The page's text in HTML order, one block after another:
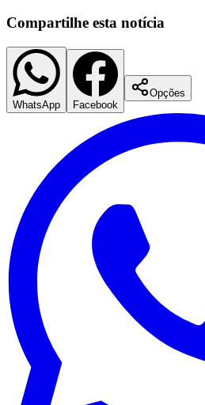
Compartilhe esta notícia
WhatsApp Facebook
Opções